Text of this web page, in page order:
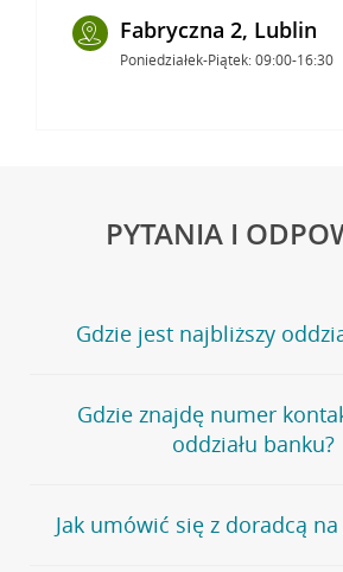
Fabryczna 2, Lublin
Poniedziałek-Piątek: 09:00-16:30
PYTANIA I
Gdzie jest najbliższy
Jeśli szukasz oddziału naszego banku,
stronęPlacówki i bankomaty, na której
wygodna wyszukiwarka.
oddziałów
Gdzie znajdę numer
oddziału banku?
Bank Credit Agricole nie udostępnia
telefonu do placówki bankowej.
Jak umówić się z doradcą